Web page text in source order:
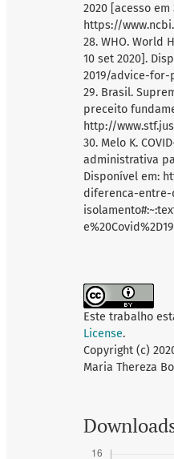
2020 [acesso em
https://
28. WHO. World
10 set 2020].
2019/advice-
29. Brasil.
preceito
http://
30. Melo K.
administrativa
Disponível em:
diferenca-
Este trabalho
License.
Copyright (c)
Maria Thereza